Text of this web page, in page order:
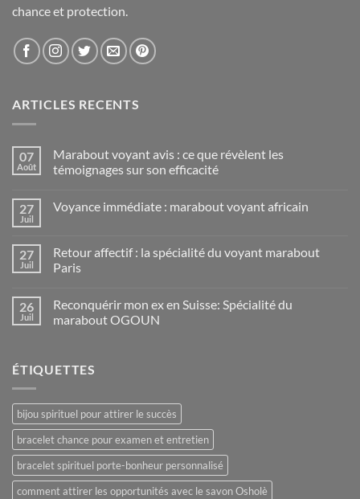
chance et protection.
ARTICLES RECENTS
07
Août
Marabout voyant avis : ce que révèlent les
témoignages sur son efficacité
27
Juil
Voyance immédiate : marabout voyant africain
27
Juil
Retour affectif : la spécialité du voyant marabout
Paris
26
Juil
Reconquérir mon ex en Suisse: Spécialité du
marabout OGOUN
ÉTIQUETTES
bijou spirituel pour attirer le succès
bracelet chance pour examen et entretien
bracelet spirituel porte-bonheur personnalisé
comment attirer les opportunités avec le savon Osholè